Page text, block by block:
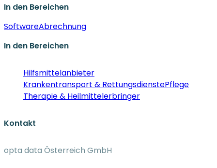
In den Bereichen
SoftwareAbrechnung
In den Bereichen
Hilfsmittelanbieter
Krankentransport & RettungsdienstePflege
Therapie & Heilmittelerbringer
Kontakt
opta data Österreich GmbH